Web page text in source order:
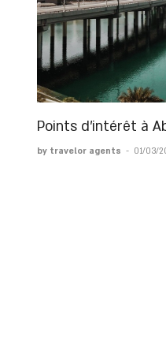
Points d'intérêt à
by travelor agents - 01/03/